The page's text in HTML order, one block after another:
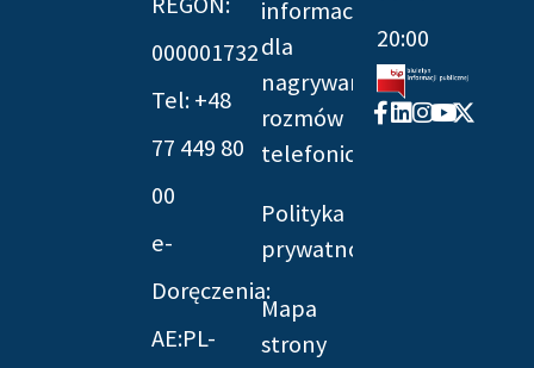
000001732
Tel: +48
77 449 80
00
e-
Doręczenia:
AE:PL-
informacyjna
dla
nagrywania
rozmów
telefonicznych
Polityka
prywatności
Mapa
strony
20:00
Facebook-
f
Linkedin
Instagram
Youtube
X-